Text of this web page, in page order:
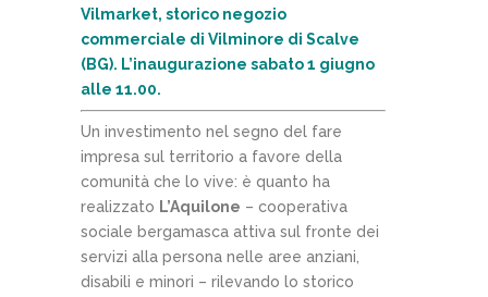
Vilmarket, storico negozio
commerciale di Vilminore di Scalve
(BG). L’inaugurazione sabato 1 giugno
alle 11.00.
Un investimento nel segno del fare
impresa sul territorio a favore della
comunità che lo vive: è quanto ha
realizzato L’Aquilone – cooperativa
sociale bergamasca attiva sul fronte dei
servizi alla persona nelle aree anziani,
disabili e minori – rilevando lo storico